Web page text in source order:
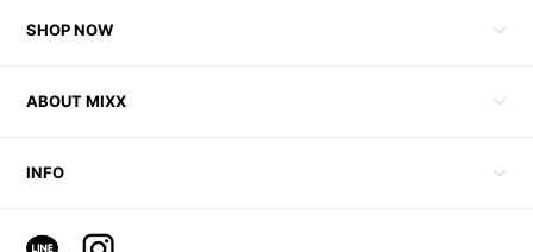
SHOP NOW
ABOUT MIXX
INFO